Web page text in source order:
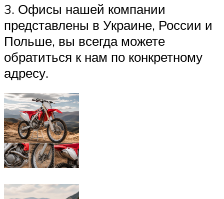
3. Офисы нашей компании
представлены в Украине, России и
Польше, вы всегда можете
обратиться к нам по конкретному
адресу.